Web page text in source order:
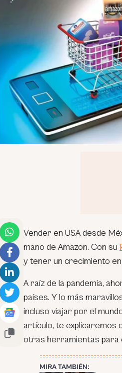
Vender en USA desde
mano de Amazon. Con su
y tener un crecimiento
A raíz de la pandemia,
países. Y lo más
incluso viajar por el
artículo, te explicaremos
otras herramientas para
MIRA TAMBIÉN: